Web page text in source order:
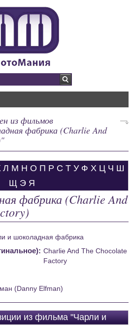
из фильмов
фабрика (Charlie And
Л М Н О П Р С Т У Ф Х Ц Ч Ш
Щ Э Я
фабрика (Charlie And
и шоколадная фабрика
Charlie And The Chocolate
Factory
(Danny Elfman)
из фильма "Чарли и